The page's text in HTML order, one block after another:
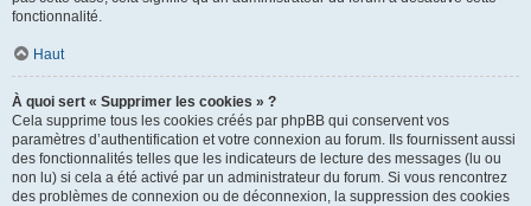
fonctionnalité.
Haut
À quoi sert « Supprimer les cookies » ?
Cela supprime tous les cookies créés par phpBB qui conservent vos
paramètres d’authentification et votre connexion au forum. Ils fournissent aussi
des fonctionnalités telles que les indicateurs de lecture des messages (lu ou
non lu) si cela a été activé par un administrateur du forum. Si vous rencontrez
des problèmes de connexion ou de déconnexion, la suppression des cookies